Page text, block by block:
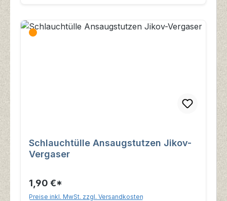
Schlauchtülle Ansaugstutzen Jikov-
Vergaser
1,90 €*
Preise inkl. MwSt. zzgl. Versandkosten